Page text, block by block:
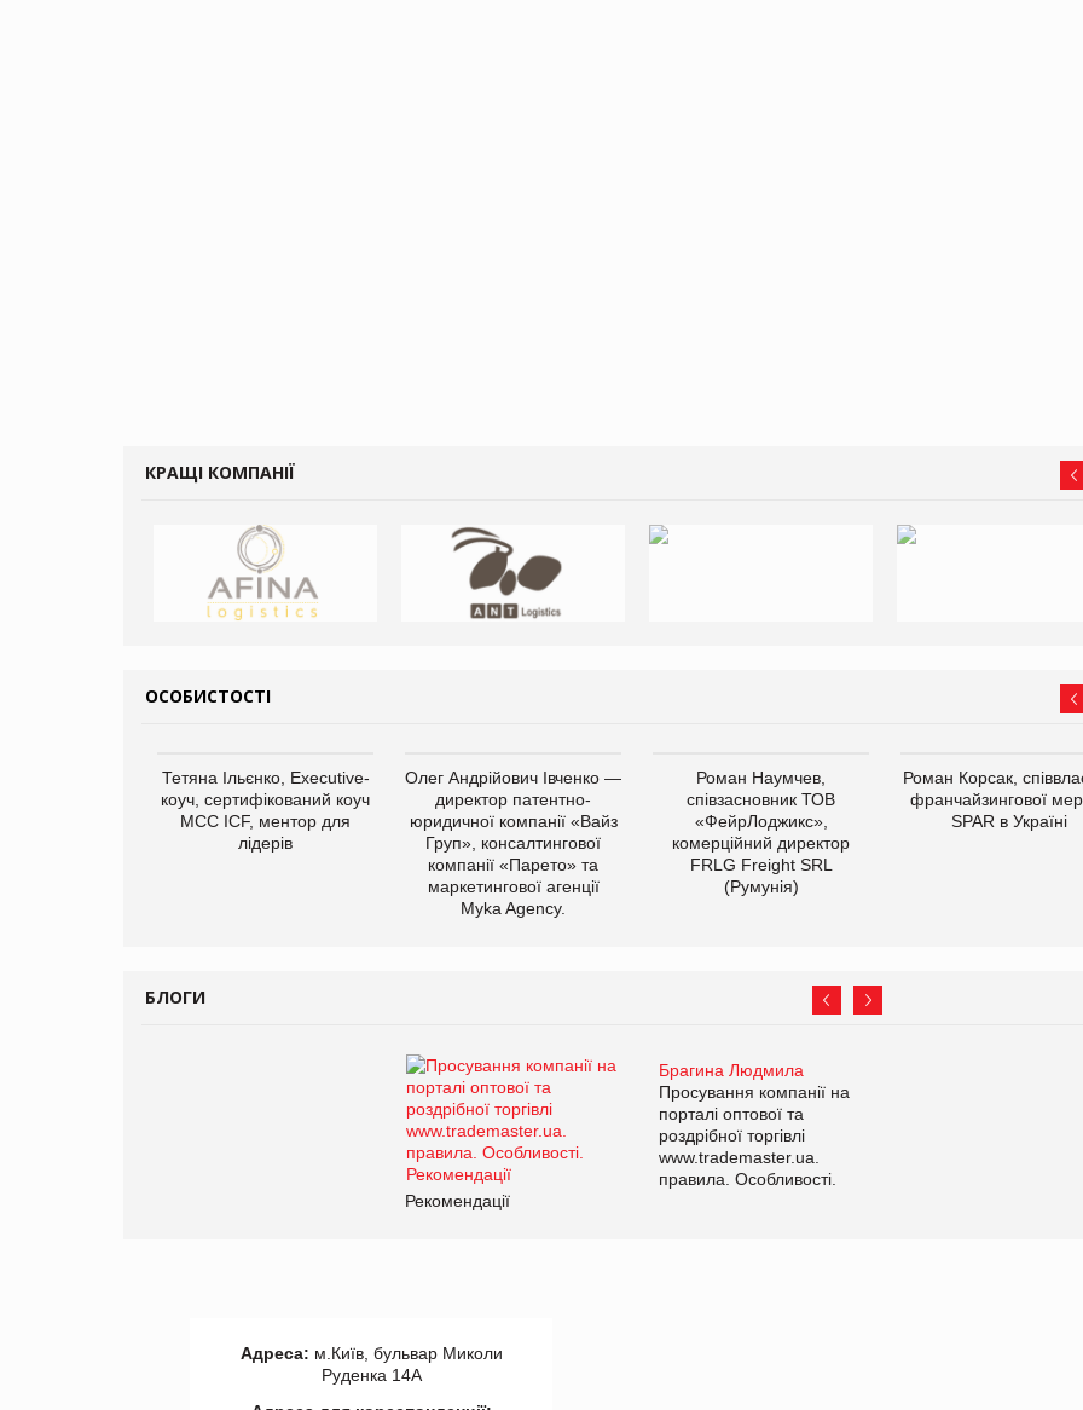
КРАЩІ КОМПАНІЇ
ОСОБИСТОСТІ
Тетяна Ільєнко, Executive-
коуч, сертифікований коуч
МСС ICF, ментор для
лідерів
Олег Андрійович Івченко —
директор патентно-
юридичної компанії «Вайз
Груп», консалтингової
компанії «Парето» та
маркетингової агенції
Myka Agency.
Роман Наумчев,
співзасновник ТОВ
«ФейрЛоджикс»,
комерційний директор
FRLG Freight SRL
(Румунія)
Роман Корсак,
франчайзингової
SPAR в Україні
БЛОГИ
Брагина Людмила
Просування компанії на
порталі оптової та
роздрібної торгівлі
www.trademaster.ua.
правила. Особливості.
Рекомендації
Адреса: м.Київ, бульвар Миколи
Руденка 14А